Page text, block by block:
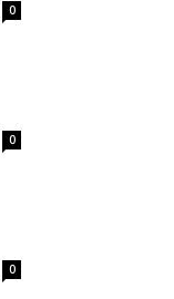
0
0
0